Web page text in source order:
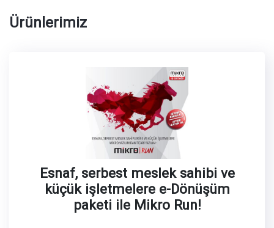
Ürünlerimiz
Esnaf, serbest meslek sahibi ve
küçük işletmelere e-Dönüşüm
paketi ile Mikro Run!